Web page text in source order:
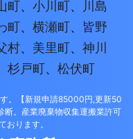
町、 小川町、
川島
町、 横瀬町、 皆野
村、 美里町、 神川
杉戸町、 松伏町
。【新規申請85000円,更新50
。産業廃棄物収集運搬業許可
おります。